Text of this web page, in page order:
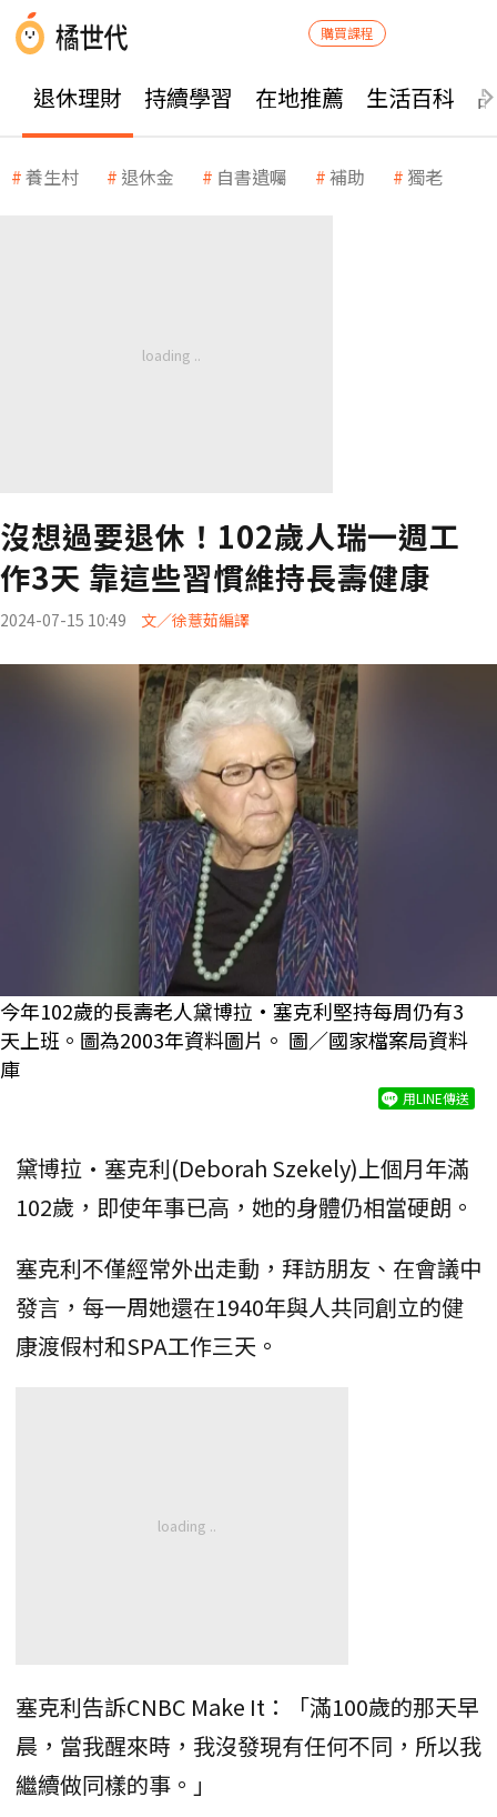
購買課程
退休理財 持續學習 在地推薦 生活百科
養生村 退休金 自書遺囑 補助 獨老
沒想過要退休！102歲人瑞一週工
作3天 靠這些習慣維持長壽健康
2024-07-15 10:49 文／徐薏茹編譯
今年102歲的長壽老人黛博拉·塞克利堅持每周仍有3
天上班。圖為2003年資料圖片。 圖／國家檔案局資料
庫
用LINE傳送
黛博拉·塞克利(Deborah Szekely)上個月年滿
102歲，即使年事已高，她的身體仍相當硬朗。
塞克利不僅經常外出走動，拜訪朋友、在會議中
發言，每一周她還在1940年與人共同創立的健
康渡假村和SPA工作三天。
塞克利告訴CNBC Make It：「滿100歲的那天早
晨，當我醒來時，我沒發現有任何不同，所以我
繼續做同樣的事。」